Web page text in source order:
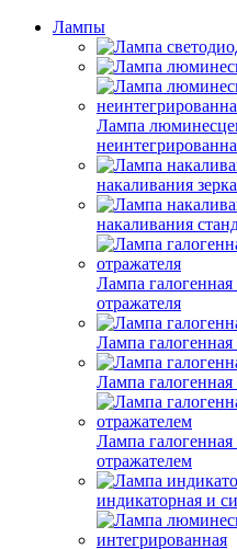
Лампы
Лампа
накаливания
накаливания
Лампа галогенная
отражателя
Лампа галогенная
Лампа галогенная
Лампа
отражателем
индикаторная и